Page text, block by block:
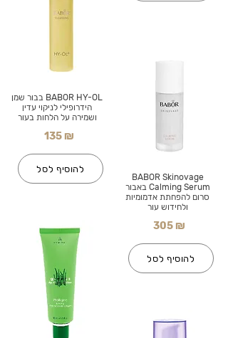
BABOR HY-OL בבור שמן
הידרופילי לניקוי עדין
ושמירה על הלחות בעור
135 ₪
להוסיף לסל
BABOR Skinovage
Calming Serum באבור
סרום להפחתת אדמומיות
ולחידוש עור
305 ₪
להוסיף לסל